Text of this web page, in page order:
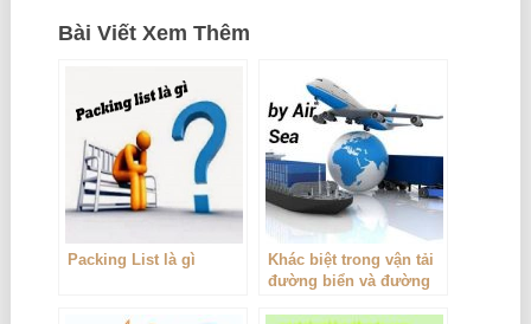
Bài Viết Xem Thêm
Packing List là gì
Khác biệt trong vận tải
đường biển và đường